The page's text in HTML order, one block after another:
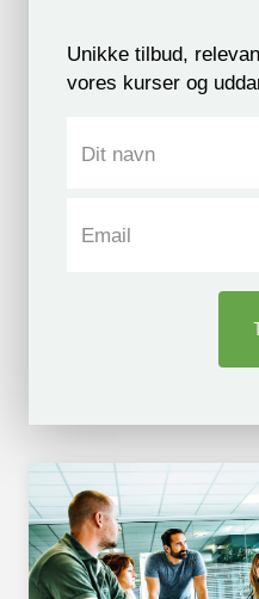
Unikke tilbud,
vores kurser og
Dit navn
Email